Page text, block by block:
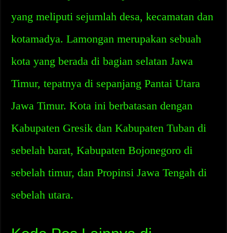
yang meliputi sejumlah desa, kecamatan dan
kotamadya. Lamongan merupakan sebuah
kota yang berada di bagian selatan Jawa
Timur, tepatnya di sepanjang Pantai Utara
Jawa Timur. Kota ini berbatasan dengan
Kabupaten Gresik dan Kabupaten Tuban di
sebelah barat, Kabupaten Bojonegoro di
sebelah timur, dan Propinsi Jawa Tengah di
sebelah utara.